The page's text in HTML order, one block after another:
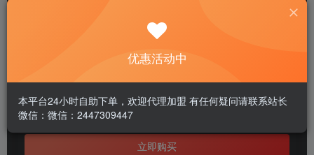
0 107 1
此内容为付费阅读，请付费后查看
￥1.99
黄金会员免费
立即购买
优惠活动中
本平台24小时自助下单，欢迎代理加盟 有任何疑问请联系站长
微信：微信：2447309447